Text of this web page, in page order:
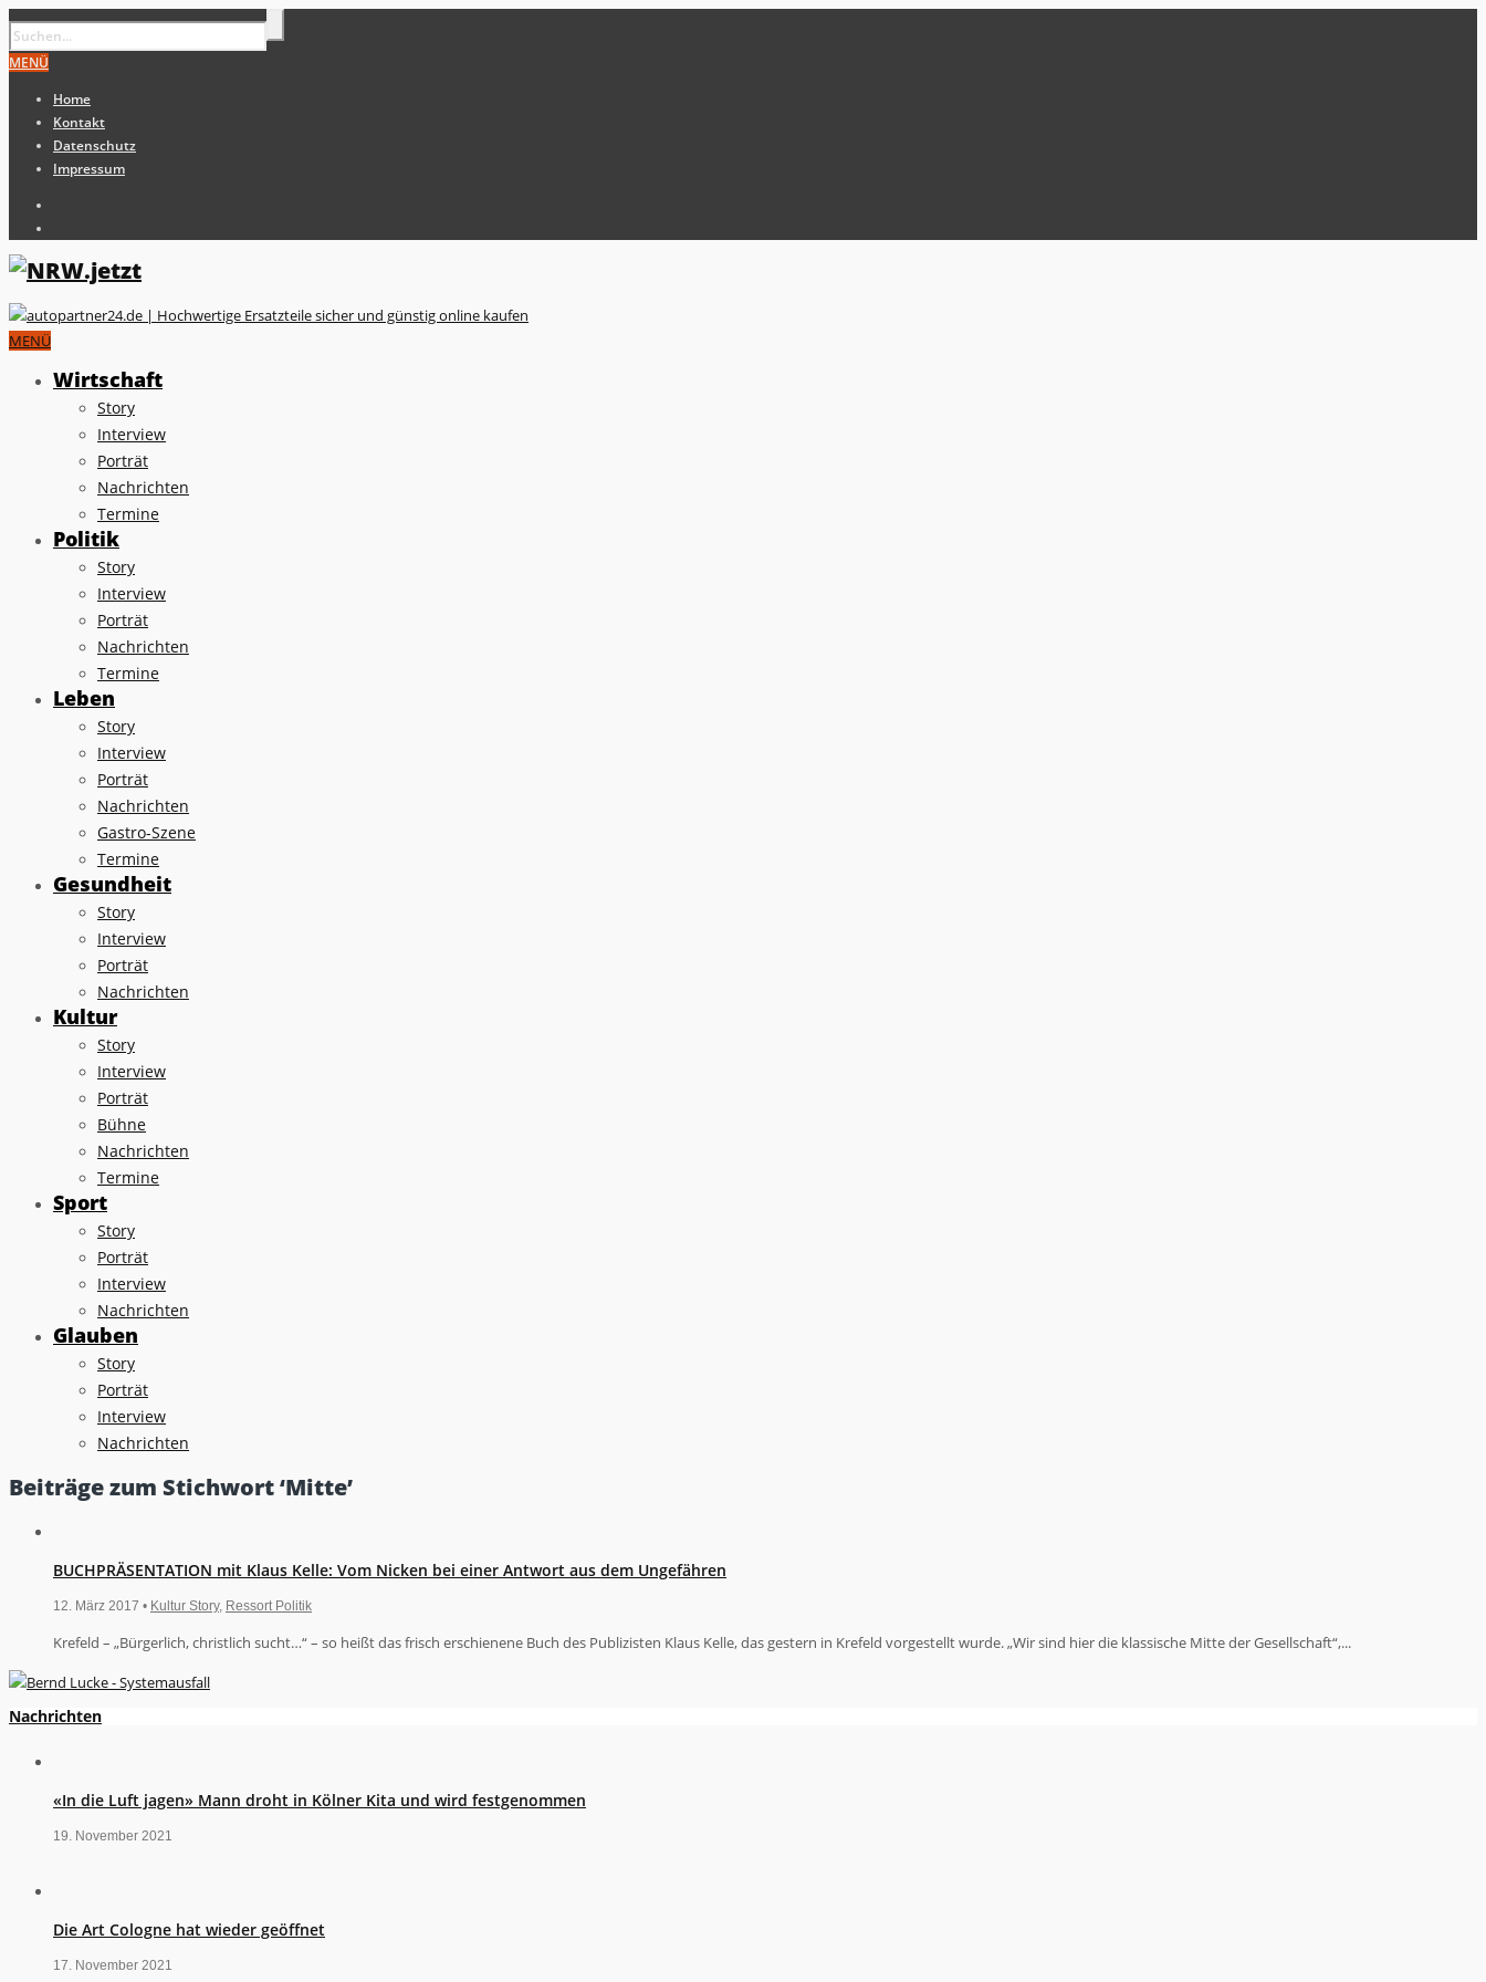
MENÜ
Home
Kontakt
Datenschutz
Impressum
MENÜ
Wirtschaft
Story
Interview
Porträt
Nachrichten
Termine
Politik
Story
Interview
Porträt
Nachrichten
Termine
Leben
Story
Interview
Porträt
Nachrichten
Gastro-Szene
Termine
Gesundheit
Story
Interview
Porträt
Nachrichten
Kultur
Story
Interview
Porträt
Bühne
Nachrichten
Termine
Sport
Story
Porträt
Interview
Nachrichten
Glauben
Story
Porträt
Interview
Nachrichten
Beiträge zum Stichwort ‘Mitte’
BUCHPRÄSENTATION mit Klaus Kelle: Vom Nicken bei einer Antwort aus dem Ungefähren
12. März 2017 • Kultur Story, Ressort Politik
Krefeld – „Bürgerlich, christlich sucht…“ – so heißt das frisch erschienene Buch des Publizisten Klaus Kelle, das gestern in Krefeld vorgestellt wurde. „Wir sind hier die klassische Mitte der Gesellschaft“,...
Nachrichten
«In die Luft jagen» Mann droht in Kölner Kita und wird festgenommen
19. November 2021
Die Art Cologne hat wieder geöffnet
17. November 2021